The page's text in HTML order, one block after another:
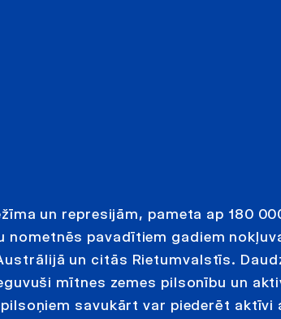
un represijām, pameta ap 180
pavadītiem gadiem
un citās Rietumvalstīs.
mītnes zemes pilsonību un
savukārt var piederēt aktīvi